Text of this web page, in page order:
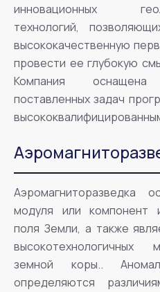
инновационных
технологий,
высококачественную
провести ее глубокую
Компания
поставленных задач
Аэромагниторазведка
модуля или компонент
поля Земли, а также
высокотехнологичных
земной коры..
определяются